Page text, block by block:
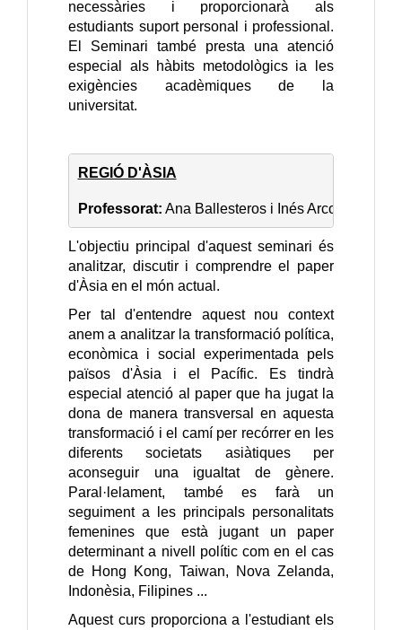
necessàries i proporcionarà als
estudiants suport personal i professional.
El Seminari també presta una atenció
especial als hàbits metodològics ia les
exigències acadèmiques de la
universitat.
REGIÓ D'ÀSIA
Professorat: Ana Ballesteros i Inés Arco.
L'objectiu principal d'aquest seminari és
analitzar, discutir i comprendre el paper
d'Àsia en el món actual.
Per tal d'entendre aquest nou context
anem a analitzar la transformació política,
econòmica i social experimentada pels
països d'Àsia i el Pacífic. Es tindrà
especial atenció al paper que ha jugat la
dona de manera transversal en aquesta
transformació i el camí per recórrer en les
diferents societats asiàtiques per
aconseguir una igualtat de gènere.
Paral·lelament, també es farà un
seguiment a les principals personalitats
femenines que està jugant un paper
determinant a nivell polític com en el cas
de Hong Kong, Taiwan, Nova Zelanda,
Indonèsia, Filipines ...
Aquest curs proporciona a l'estudiant els